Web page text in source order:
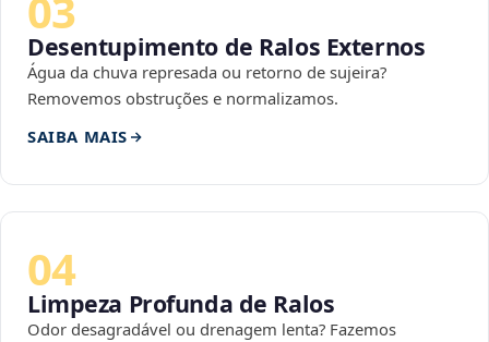
Desentupimento de Ralos Externos
Água da chuva represada ou retorno de sujeira?
Removemos obstruções e normalizamos.
SAIBA MAIS
04
Limpeza Profunda de Ralos
Odor desagradável ou drenagem lenta? Fazemos